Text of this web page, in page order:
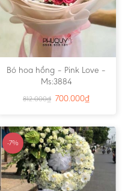
Bó hoa hồng – Pink Love –
Ms:3884
812.000₫ 700.000₫
-7%